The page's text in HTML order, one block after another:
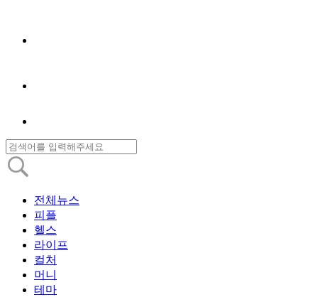
전체뉴스
피플
헬스
라이프
컬처
머니
테마